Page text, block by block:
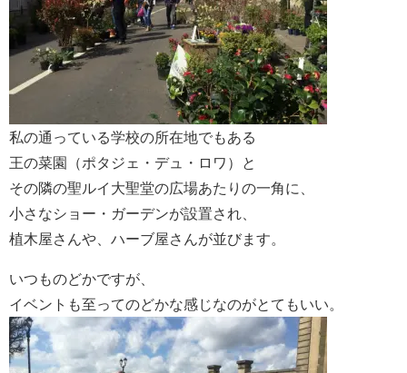
私の通っている学校の所在地でもある
王の菜園（ポタジェ・デュ・ロワ）と
その隣の聖ルイ大聖堂の広場あたりの一角に、
小さなショー・ガーデンが設置され、
植木屋さんや、ハーブ屋さんが並びます。
いつものどかですが、
イベントも至ってのどかな感じなのがとてもいい。